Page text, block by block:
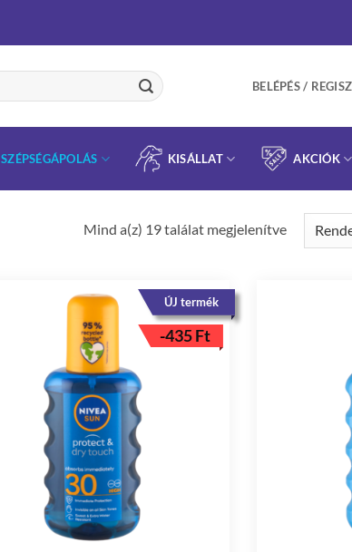
BELÉPÉS /
SZÉPSÉGÁPOLÁS KISÁLLAT AKCIÓK
Mind a(z) 19 találat megjelenítveSorted
ÚJ termék
-435Ft